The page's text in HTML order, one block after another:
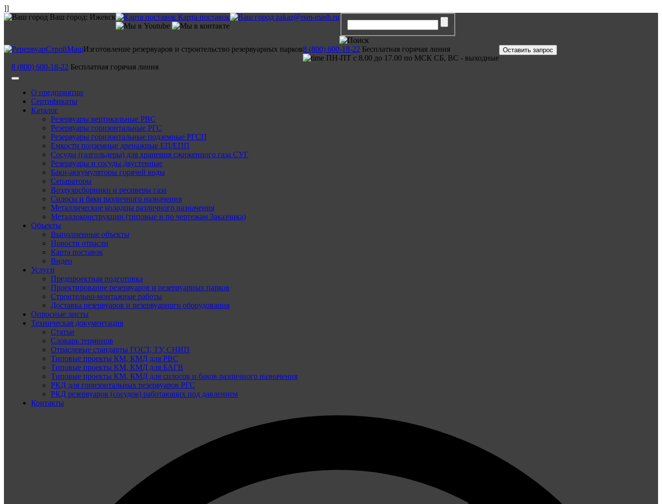
]]
Ваш город: Ижевск Карта поставок zakaz@rsm-mash.ru
Изготовление резервуаров и строительство резервуарных парков8 (800) 600-18-22 Бесплатная горячая линия
ПН-ПТ с 8.00 до 17.00 по МСК СБ, ВС - выходные
Оставить запрос
8 (800) 600-18-22 Бесплатная горячая линия
О предприятии
Сертификаты
Каталог
Резервуары вертикальные РВС
Резервуары горизонтальные РГС
Резервуары горизонтальные подземные РГСП
Емкости подземные дренажные ЕП/ЕПП
Сосуды (газгольдеры) для хранения сжиженного газа СУГ
Резервуары и сосуды двустенные
Баки-аккумуляторы горячей воды
Сепараторы
Воздухосборники и ресиверы газа
Силосы и баки различного назначения
Металлические колодцы различного назначения
Металлоконструкции (типовые и по чертежам Заказчика)
Объекты
Выполненные объекты
Новости отрасли
Карта поставок
Видео
Услуги
Предпроектная подготовка
Проектирование резервуаров и резервуарных парков
Строительно-монтажные работы
Доставка резервуаров и резервуарного оборудования
Опросные листы
Техническая документация
Статьи
Словарь терминов
Отраслевые стандарты ГОСТ, ТУ, СНИП
Типовые проекты КМ, КМД для РВС
Типовые проекты КМ, КМД для БАГВ
Типовые проекты КМ, КМД для силосов и баков различного назначения
РКД для горизонтальных резервуаров РГС
РКД резервуаров (сосудов) работающих под давлением
Контакты